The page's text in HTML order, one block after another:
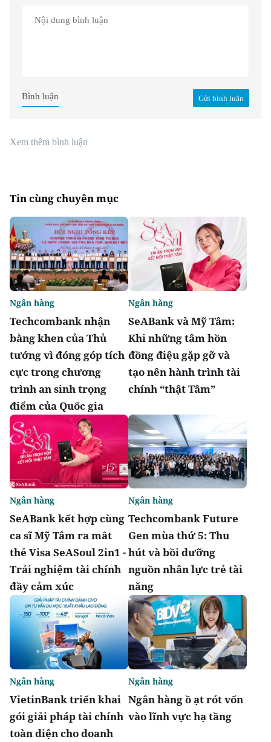
Gửi bình luận
Bình luận
Xem thêm bình luận
Tin cùng chuyên mục
Techcombank nhận
bằng khen của Thủ
tướng vì đóng góp tích
cực trong chương
trình an sinh trọng
điểm của Quốc gia
Ngân hàng
SeABank và Mỹ Tâm:
Khi những tâm hồn
đồng điệu gặp gỡ và
tạo nên hành trình tài
chính “thật Tâm”
Ngân hàng
SeABank kết hợp cùng
ca sĩ Mỹ Tâm ra mắt
thẻ Visa SeASoul 2in1 -
Trải nghiệm tài chính
đầy cảm xúc
Ngân hàng
Techcombank Future
Gen mùa thứ 5: Thu
hút và bồi dưỡng
nguồn nhân lực trẻ tài
năng
Ngân hàng
VietinBank triển khai
gói giải pháp tài chính
toàn diện cho doanh
Ngân hàng
Ngân hàng ồ ạt rót vốn
vào lĩnh vực hạ tầng
Ngân hàng